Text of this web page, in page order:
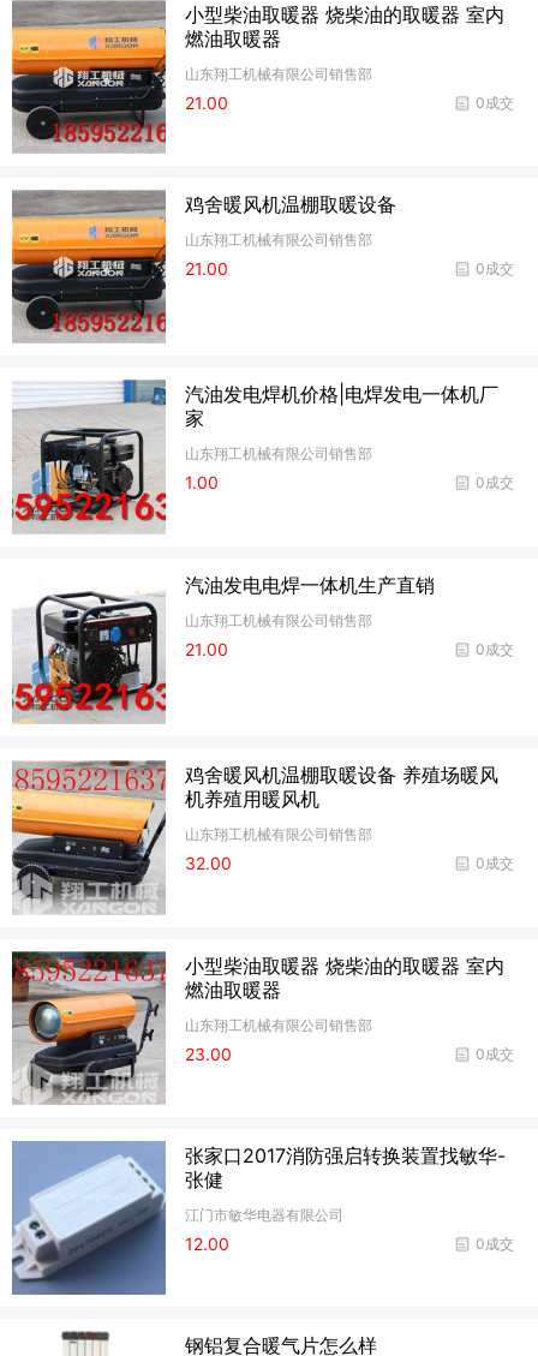
小型柴油取暖器 烧柴油的取暖器 室内
燃油取暖器
山东翔工机械有限公司销售部
0成交
21.00
鸡舍暖风机温棚取暖设备
山东翔工机械有限公司销售部
0成交
21.00
汽油发电焊机价格|电焊发电一体机厂
家
山东翔工机械有限公司销售部
0成交
1.00
汽油发电电焊一体机生产直销
山东翔工机械有限公司销售部
0成交
21.00
鸡舍暖风机温棚取暖设备 养殖场暖风
机养殖用暖风机
山东翔工机械有限公司销售部
0成交
32.00
小型柴油取暖器 烧柴油的取暖器 室内
燃油取暖器
山东翔工机械有限公司销售部
0成交
23.00
张家口2017消防强启转换装置找敏华-
张健
江门市敏华电器有限公司
0成交
12.00
钢铝复合暖气片怎么样